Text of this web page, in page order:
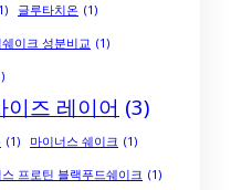
글루타치온 (1)
이크 성분비교 (1)
이즈 레이어 (3)
(1) 마이너스 쉐이크 (1)
프로틴 블랙푸드쉐이크 (1)